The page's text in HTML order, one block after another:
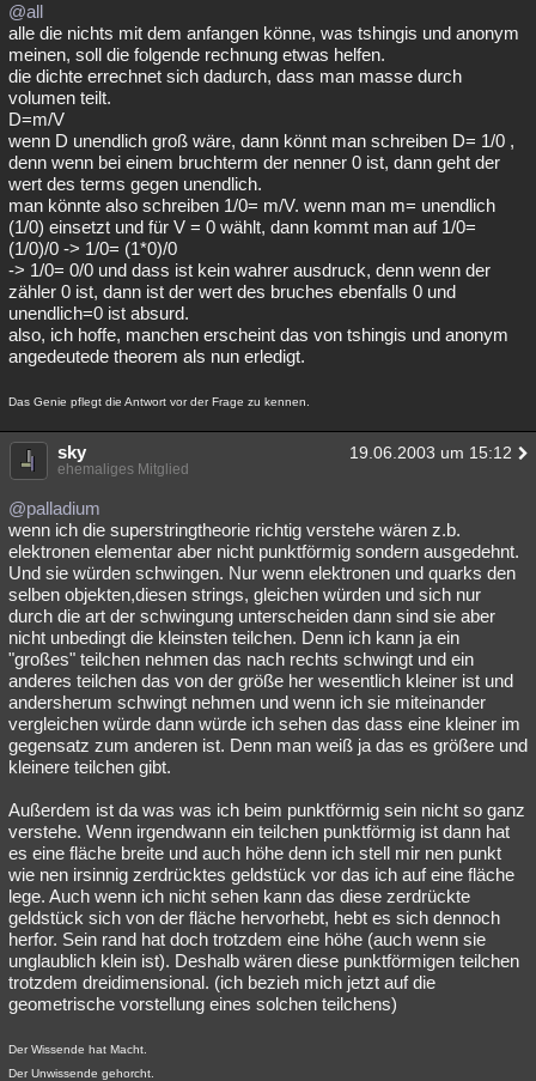
@all
alle die nichts mit dem anfangen könne, was tshingis und anonym
meinen, soll die folgende rechnung etwas helfen.
die dichte errechnet sich dadurch, dass man masse durch
volumen teilt.
D=m/V
wenn D unendlich groß wäre, dann könnt man schreiben D= 1/0 ,
denn wenn bei einem bruchterm der nenner 0 ist, dann geht der
wert des terms gegen unendlich.
man könnte also schreiben 1/0= m/V. wenn man m= unendlich
(1/0) einsetzt und für V = 0 wählt, dann kommt man auf 1/0=
(1/0)/0 -> 1/0= (1*0)/0
-> 1/0= 0/0 und dass ist kein wahrer ausdruck, denn wenn der
zähler 0 ist, dann ist der wert des bruches ebenfalls 0 und
unendlich=0 ist absurd.
also, ich hoffe, manchen erscheint das von tshingis und anonym
angedeutede theorem als nun erledigt.
Das Genie pflegt die Antwort vor der Frage zu kennen.
sky 19.06.2003 um 15:12
ehemaliges Mitglied
@palladium
wenn ich die superstringtheorie richtig verstehe wären z.b.
elektronen elementar aber nicht punktförmig sondern ausgedehnt.
Und sie würden schwingen. Nur wenn elektronen und quarks den
selben objekten,diesen strings, gleichen würden und sich nur
durch die art der schwingung unterscheiden dann sind sie aber
nicht unbedingt die kleinsten teilchen. Denn ich kann ja ein
"großes" teilchen nehmen das nach rechts schwingt und ein
anderes teilchen das von der größe her wesentlich kleiner ist und
andersherum schwingt nehmen und wenn ich sie miteinander
vergleichen würde dann würde ich sehen das dass eine kleiner im
gegensatz zum anderen ist. Denn man weiß ja das es größere und
kleinere teilchen gibt.
Außerdem ist da was was ich beim punktförmig sein nicht so ganz
verstehe. Wenn irgendwann ein teilchen punktförmig ist dann hat
es eine fläche breite und auch höhe denn ich stell mir nen punkt
wie nen irsinnig zerdrücktes geldstück vor das ich auf eine fläche
lege. Auch wenn ich nicht sehen kann das diese zerdrückte
geldstück sich von der fläche hervorhebt, hebt es sich dennoch
herfor. Sein rand hat doch trotzdem eine höhe (auch wenn sie
unglaublich klein ist). Deshalb wären diese punktförmigen teilchen
trotzdem dreidimensional. (ich bezieh mich jetzt auf die
geometrische vorstellung eines solchen teilchens)
Der Wissende hat Macht.
Der Unwissende gehorcht.